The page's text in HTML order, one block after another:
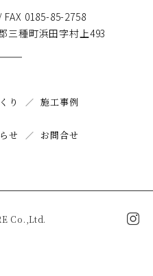
0185-85-2758
三種町浜田字村上493
り 施工事例
せ お問合せ
Co.,Ltd.